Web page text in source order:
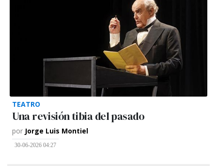
TEATRO
Una revisión tibia del pasado
por Jorge Luis Montiel
30-06-2026 04:27